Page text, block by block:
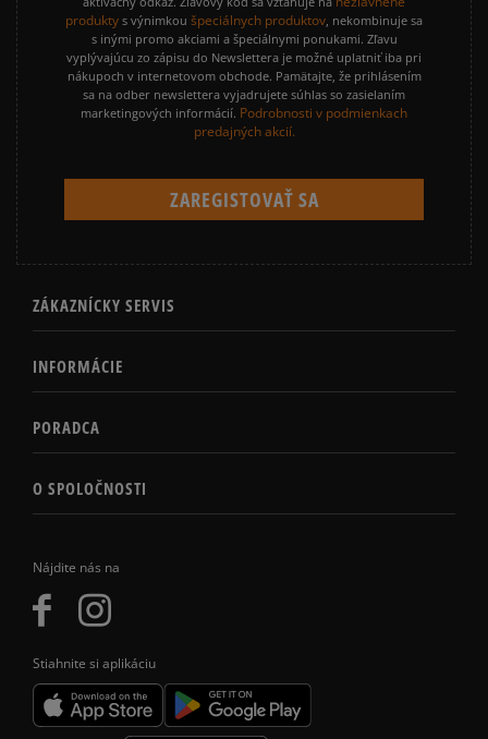
Nájdite nás na
Stiahnite si aplikáciu
produkty s výnimkou špeciálnych produktov, nekombinuje sa
s inými promo akciami a špeciálnymi ponukami. Zľavu
vyplývajúcu zo zápisu do Newslettera je možné uplatniť iba pri
nákupoch v internetovom obchode. Pamätajte, že prihlásením
sa na odber newslettera vyjadrujete súhlas so zasielaním
marketingových informácií. Podrobnosti v podmienkach
predajných akcií.
ZÁKAZNÍCKY SERVIS
INFORMÁCIE
PORADCA
O SPOLOČNOSTI